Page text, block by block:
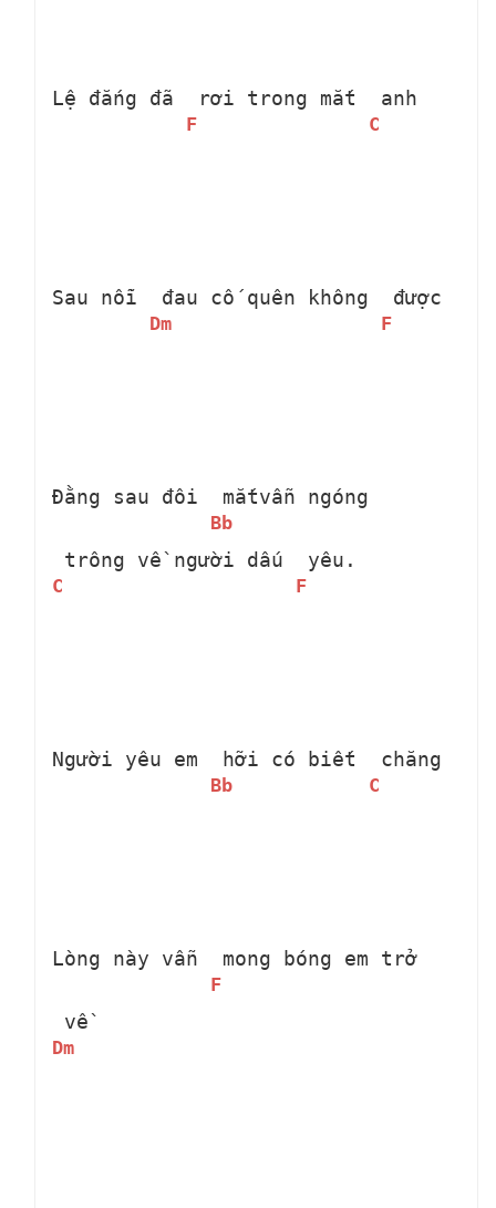
Lệ đắng đã
F
rơi trong mắt
C
anh
Sau nỗi
Dm
đau cố quên không
F
được
Đằng sau đôi
Bb
mắtvẫn ngóng
C
trông về người dấu
F
yêu.
Người yêu em
Bb
hỡi có biết
C
chăng
Lòng này vẫn
F
mong bóng em trở
Dm
về